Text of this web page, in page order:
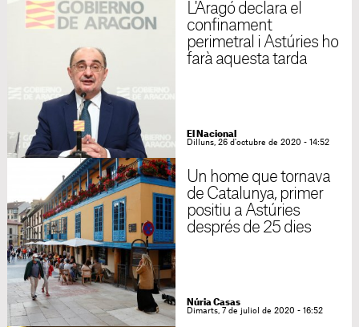
L'Aragó declara el
confinament
perimetral i Astúries ho
farà aquesta tarda
El Nacional
Dilluns, 26 d'octubre de 2020 - 14:52
Un home que tornava
de Catalunya, primer
positiu a Astúries
després de 25 dies
Núria Casas
Dimarts, 7 de juliol de 2020 - 16:52